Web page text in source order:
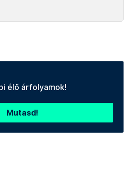
élő árfolyamok!
Mutasd!